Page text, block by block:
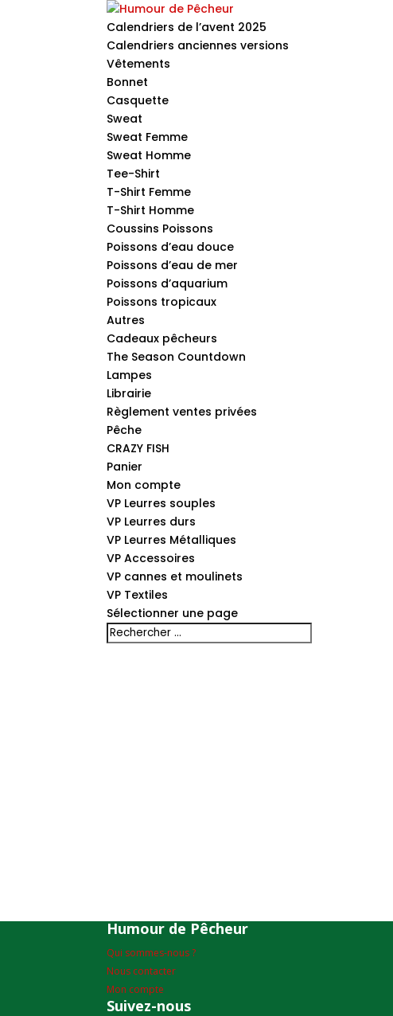
Calendriers de l’avent 2025
Calendriers anciennes versions
Vêtements
Bonnet
Casquette
Sweat
Sweat Femme
Sweat Homme
Tee-Shirt
T-Shirt Femme
T-Shirt Homme
Coussins Poissons
Poissons d’eau douce
Poissons d’eau de mer
Poissons d’aquarium
Poissons tropicaux
Autres
Cadeaux pêcheurs
The Season Countdown
Lampes
Librairie
Règlement ventes privées
Pêche
CRAZY FISH
Panier
Mon compte
VP Leurres souples
VP Leurres durs
VP Leurres Métalliques
VP Accessoires
VP cannes et moulinets
VP Textiles
Sélectionner une page
Humour de Pêcheur
Qui sommes-nous ?
Nous contacter
Mon compte
Suivez-nous